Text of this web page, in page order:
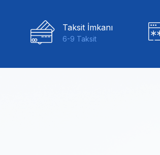
Taksit İmkanı
6-9 Taksit